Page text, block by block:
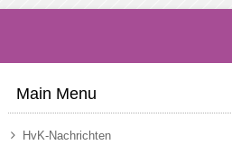
Main Menu
HvK-Nachrichten